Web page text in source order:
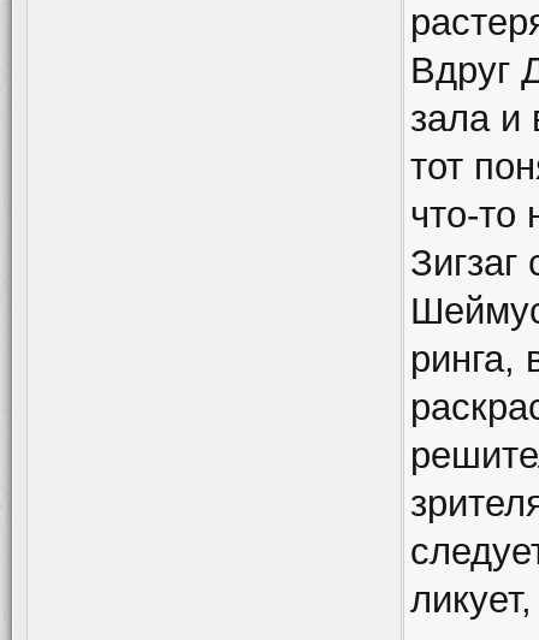
Вдруг
зала и
тот
что-то
ринга,